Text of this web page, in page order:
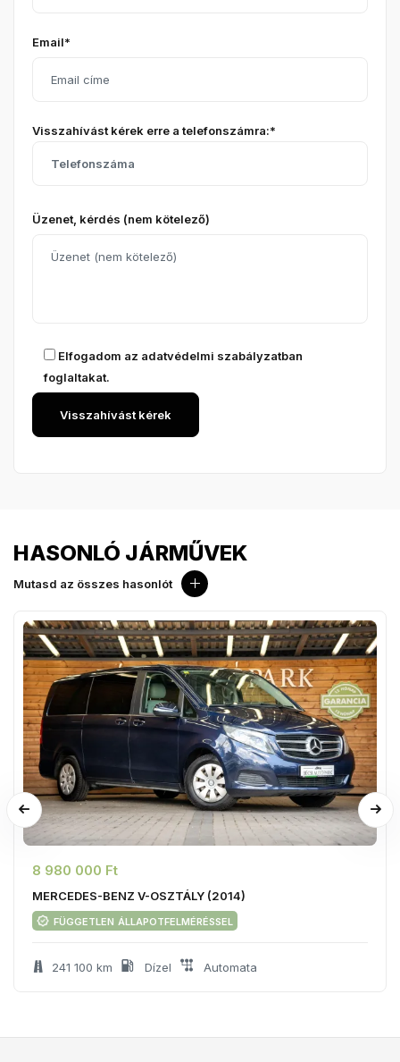
Email*
Visszahívást kérek erre a telefonszámra:*
Üzenet, kérdés (nem kötelező)
Elfogadom az adatvédelmi szabályzatban
foglaltakat.
HASONLÓ JÁRMŰVEK
Mutasd az összes hasonlót
8 980 000 Ft
MERCEDES-BENZ V-OSZTÁLY (2014)
független állapotfelméréssel
241 100 km Dízel Automata